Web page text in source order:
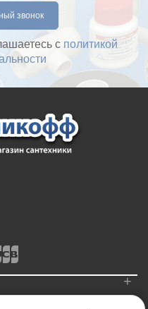
с политикой
+